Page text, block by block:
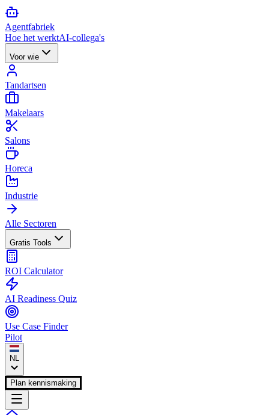
Agentfabriek
Hoe het werktAI-collega's
Voor wie
Tandartsen
Makelaars
Salons
Horeca
Industrie
Alle Sectoren
Gratis Tools
ROI Calculator
AI Readiness Quiz
Use Case Finder
Pilot
NL
Plan kennismaking